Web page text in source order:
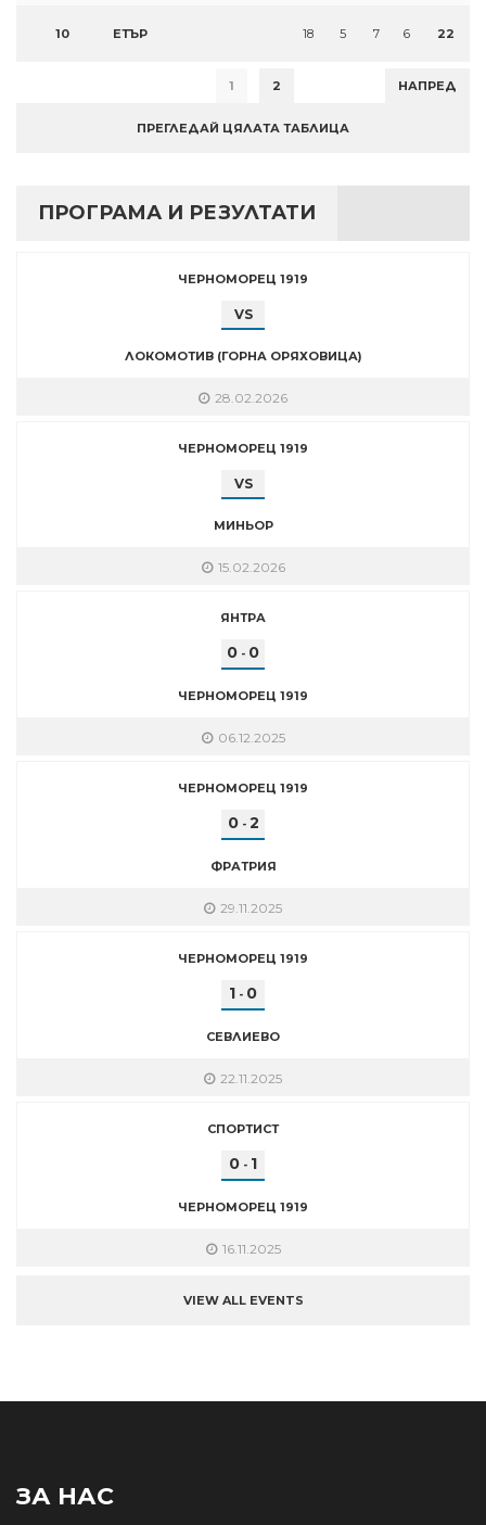
10 ЕТЪР 18 5 7 6 22
1 2 НАПРЕД
ПРЕГЛЕДАЙ ЦЯЛАТА ТАБЛИЦА
ПРОГРАМА И РЕЗУЛТАТИ
ЧЕРНОМОРЕЦ 1919
VS
ЛОКОМОТИВ (ГОРНА ОРЯХОВИЦА)
28.02.2026
ЧЕРНОМОРЕЦ 1919
VS
МИНЬОР
15.02.2026
ЯНТРА
0 - 0
ЧЕРНОМОРЕЦ 1919
06.12.2025
ЧЕРНОМОРЕЦ 1919
0- 2
ФРАТРИЯ
29.11.2025
ЧЕРНОМОРЕЦ 1919
1 - 0
СЕВЛИЕВО
22.11.2025
СПОРТИСТ
0 - 1
ЧЕРНОМОРЕЦ 1919
16.11.2025
VIEW ALL EVENTS
ЗА НАС